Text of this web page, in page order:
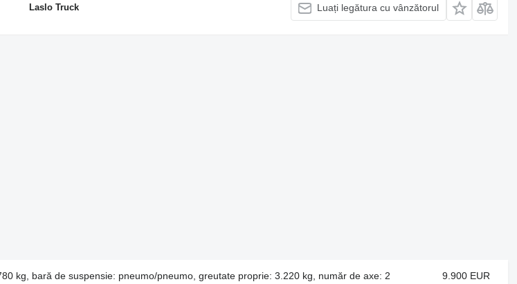
Laslo Truck Luați legătura cu vânzătorul
kg, bară de suspensie: pneumo/pneumo, greutate proprie: 3.220 kg, număr de axe: 2 9.900 EUR